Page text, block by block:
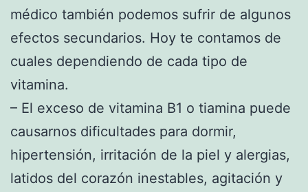
médico también podemos sufrir de algunos
efectos secundarios. Hoy te contamos de
cuales dependiendo de cada tipo de
vitamina.
– El exceso de vitamina B1 o tiamina puede
causarnos dificultades para dormir,
hipertensión, irritación de la piel y alergias,
latidos del corazón inestables, agitación y